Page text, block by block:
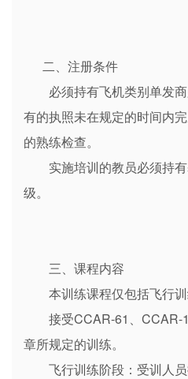
二、注册条件
必须持有飞机类别单发
有的执照未在规定的时间内
的熟练检查。
实施培训的教员必须持
级。
三、课程内容
本训练课程仅包括飞行
接受CCAR-61、CCAR-
章所规定的训练。
飞行训练阶段：受训人